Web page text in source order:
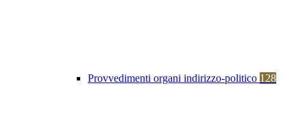
Provvedimenti organi indirizzo-politico 128